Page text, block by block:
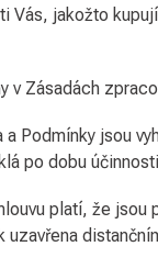
Vás, jakožto
Zásadách
Podmínky jsou
po dobu
platí, že